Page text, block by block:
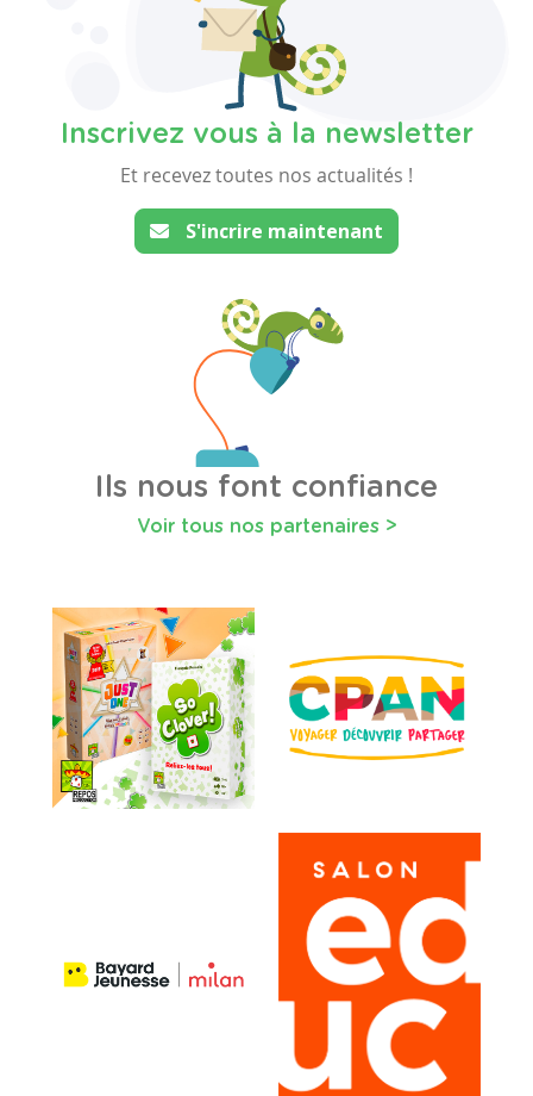
Inscrivez vous à la newsletter
Et recevez toutes nos actualités !
S'incrire maintenant
Ils nous font confiance
Voir tous nos partenaires >